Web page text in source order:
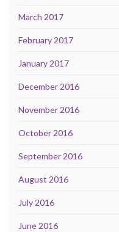
March 2017
February 2017
January 2017
December 2016
November 2016
October 2016
September 2016
August 2016
July 2016
June 2016